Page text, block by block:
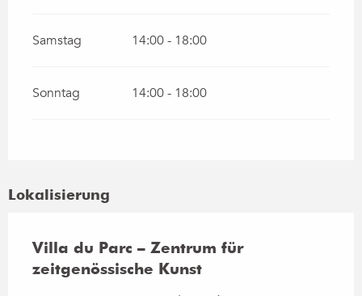
Samstag 14:00 - 18:00
Sonntag 14:00 - 18:00
Lokalisierung
Villa du Parc – Zentrum für
zeitgenössische Kunst